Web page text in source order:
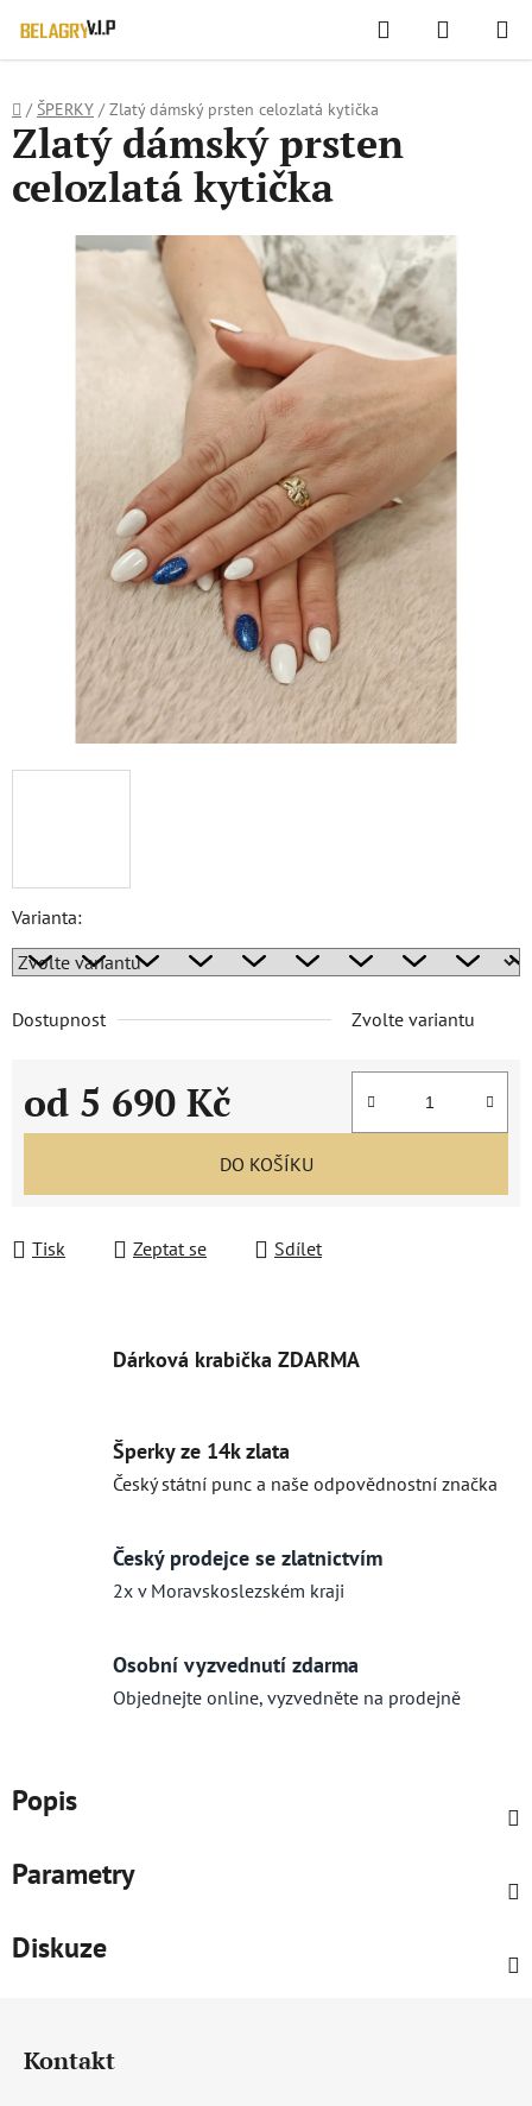
WIDGET HODNOCENÍ OBCHODU
Přejít
na
Hledat
KOŠÍK
Domů
/ ŠPERKY / Zlatý dámský prsten celozlatá kytička
Varianta:
Dostupnost Zvolte variantu
od 5 690 Kč
Měrná cena:
DO KOŠÍKU
Tisk Zeptat se Sdílet
Zlatý dámský prsten
celozlatá kytička
Dárková krabička ZDARMA
Šperky ze 14k zlata
Český státní punc a naše odpovědnostní značka
Český prodejce se zlatnictvím
2x v Moravskoslezském kraji
Osobní vyzvednutí zdarma
Objednejte online, vyzvedněte na prodejně
Popis
Parametry
Diskuze
Kontakt